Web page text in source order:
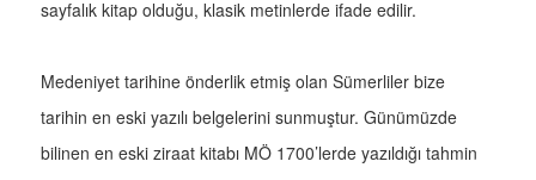
sayfalık kitap olduğu, klasik metinlerde ifade edilir.
Medeniyet tarihine önderlik etmiş olan Sümerliler bize
tarihin en eski yazılı belgelerini sunmuştur. Günümüzde
bilinen en eski ziraat kitabı MÖ 1700’lerde yazıldığı tahmin